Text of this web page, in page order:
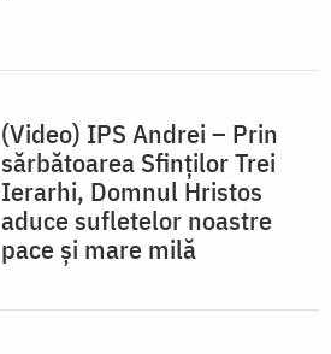
(Video) IPS Andrei – Prin
sărbătoarea Sfinților Trei
Ierarhi, Domnul Hristos
aduce sufletelor noastre
pace și mare milă